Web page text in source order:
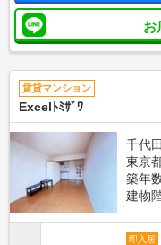
お
賃貸マンション
Excelﾄﾐｻﾞﾜ
千代
東京
築年
建物
即入居